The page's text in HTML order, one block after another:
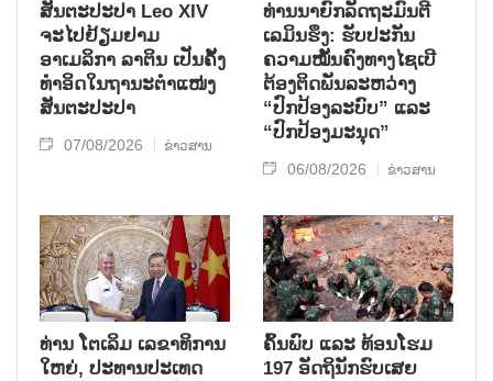
ສັນຕະປະປາ Leo XIV
ຈະໄປຢ້ຽມຢາມ
ອາເມລິກາ ລາຕິນ ເປັນຄັ້ງ
ທຳອິດໃນຖານະຕຳແໜ່ງ
ສັນຕະປະປາ
07/08/2026 ຂ່າວສານ
ທ່ານນາຍົກລັດຖະມົນຕີ
ເລມິນຮຶງ: ຮັບປະກັນ
ຄວາມໝັ້ນຄົງທາງໄຊເບີ
ຕ້ອງຕິດພັນລະຫວ່າງ
“ປົກປ້ອງລະບົບ” ແລະ
“ປົກປ້ອງມະນຸດ”
06/08/2026 ຂ່າວສານ
ທ່ານ ໂຕ​ເລິມ ເລ​ຂາ​ທິ​ການ​
ໃຫຍ່, ປະ​ທານ​ປະ​ເທດ ​
ຄົ້ນ​ພົບ ແລະ ທ້ອນ​ໂຮມ
197 ອັດ​ຖິ​ນັກ​ຮົບ​ເສຍ​